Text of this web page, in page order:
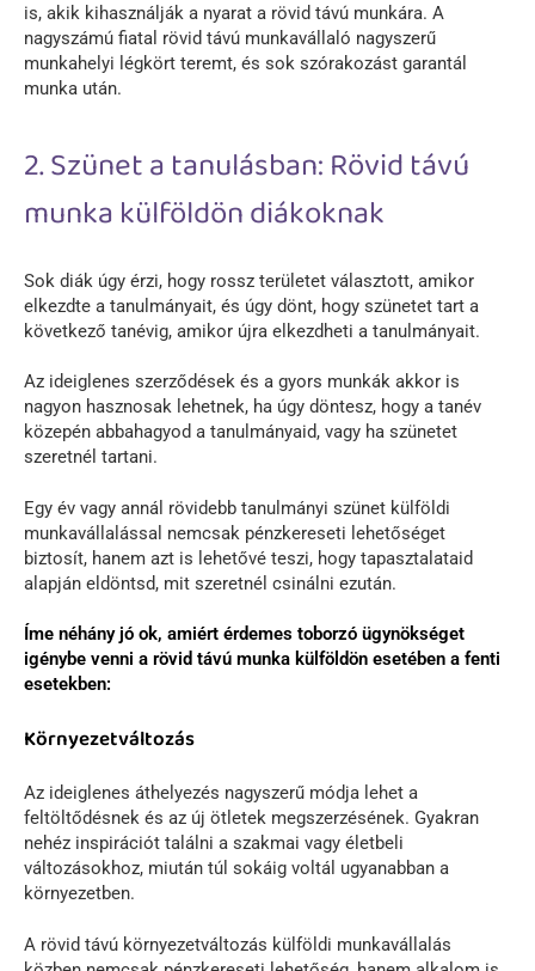
is, akik kihasználják a nyarat a rövid távú munkára. A
nagyszámú fiatal rövid távú munkavállaló nagyszerű
munkahelyi légkört teremt, és sok szórakozást garantál
munka után.
2. Szünet a tanulásban: Rövid távú
munka külföldön diákoknak
Sok diák úgy érzi, hogy rossz területet választott, amikor
elkezdte a tanulmányait, és úgy dönt, hogy szünetet tart a
következő tanévig, amikor újra elkezdheti a tanulmányait.
Az ideiglenes szerződések és a gyors munkák akkor is
nagyon hasznosak lehetnek, ha úgy döntesz, hogy a tanév
közepén abbahagyod a tanulmányaid, vagy ha szünetet
szeretnél tartani.
Egy év vagy annál rövidebb tanulmányi szünet külföldi
munkavállalással nemcsak pénzkereseti lehetőséget
biztosít, hanem azt is lehetővé teszi, hogy tapasztalataid
alapján eldöntsd, mit szeretnél csinálni ezután.
Íme néhány jó ok, amiért érdemes toborzó ügynökséget
igénybe venni a rövid távú munka külföldön esetében a fenti
esetekben:
Környezetváltozás
Az ideiglenes áthelyezés nagyszerű módja lehet a
feltöltődésnek és az új ötletek megszerzésének. Gyakran
nehéz inspirációt találni a szakmai vagy életbeli
változásokhoz, miután túl sokáig voltál ugyanabban a
környezetben.
A rövid távú környezetváltozás külföldi munkavállalás